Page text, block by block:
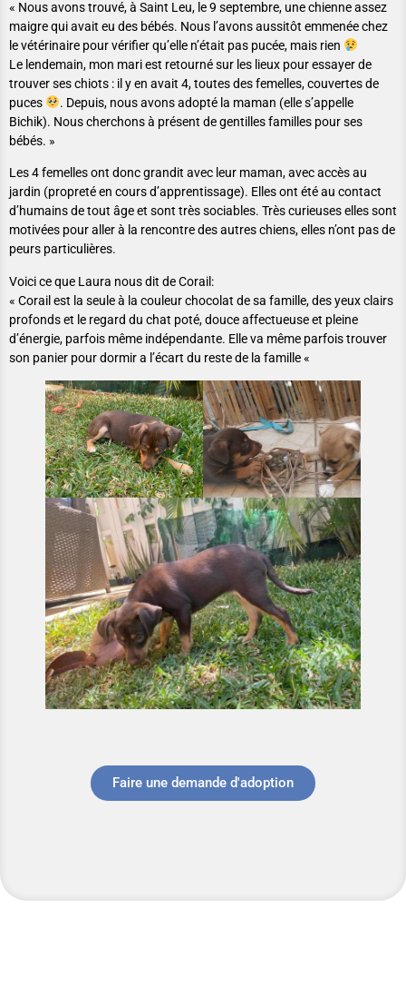
« Nous avons trouvé, à Saint Leu, le 9 septembre, une chienne assez
maigre qui avait eu des bébés. Nous l’avons aussitôt emmenée chez
le vétérinaire pour vérifier qu’elle n’était pas pucée, mais rien
Le lendemain, mon mari est retourné sur les lieux pour essayer de
trouver ses chiots : il y en avait 4, toutes des femelles, couvertes de
puces
. Depuis, nous avons adopté la maman (elle s’appelle
Bichik). Nous cherchons à présent de gentilles familles pour ses
bébés. »
Les 4 femelles ont donc grandit avec leur maman, avec accès au
jardin (propreté en cours d’apprentissage). Elles ont été au contact
d’humains de tout âge et sont très sociables. Très curieuses elles sont
motivées pour aller à la rencontre des autres chiens, elles n’ont pas de
peurs particulières.
Voici ce que Laura nous dit de Corail:
« Corail est la seule à la couleur chocolat de sa famille, des yeux clairs
profonds et le regard du chat poté, douce affectueuse et pleine
d’énergie, parfois même indépendante. Elle va même parfois trouver
son panier pour dormir a l’écart du reste de la famille «
Faire une demande d'adoption